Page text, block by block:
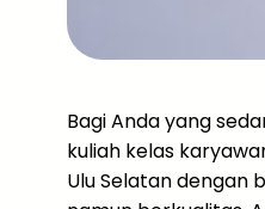
Bagi Anda yang
kuliah kelas
Ulu Selatan dengan